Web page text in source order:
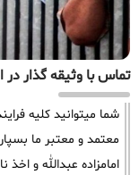
تماس با وثیقه گذار در
شما میتوانید کلیه
معتمد و معتبر ما
امامزاده عبدالله و